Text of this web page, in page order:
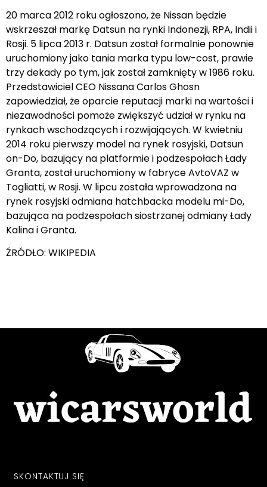
20 marca 2012 roku ogłoszono, że Nissan będzie
wskrzeszał markę Datsun na rynki Indonezji, RPA, Indii i
Rosji. 5 lipca 2013 r. Datsun został formalnie ponownie
uruchomiony jako tania marka typu low-cost, prawie
trzy dekady po tym, jak został zamknięty w 1986 roku.
Przedstawiciel CEO Nissana Carlos Ghosn
zapowiedział, że oparcie reputacji marki na wartości i
niezawodności pomoże zwiększyć udział w rynku na
rynkach wschodzących i rozwijających. W kwietniu
2014 roku pierwszy model na rynek rosyjski, Datsun
on-Do, bazujący na platformie i podzespołach Łady
Granta, został uruchomiony w fabryce AvtoVAZ w
Togliatti, w Rosji. W lipcu została wprowadzona na
rynek rosyjski odmiana hatchbacka modelu mi-Do,
bazująca na podzespołach siostrzanej odmiany Łady
Kalina i Granta.
ŹRÓDŁO: WIKIPEDIA
SKONTAKTUJ SIĘ